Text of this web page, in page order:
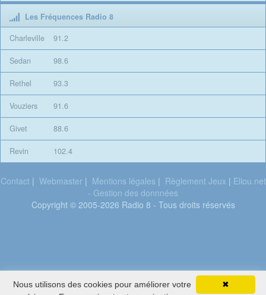
Superbus
Les Fréquences Radio 8
Charleville
91.2
Sedan 98.6
Rethel 93.3
Vouziers 91.6
Givet 88.6
Revin 102.4
Contact| Webmaster| Mentions légales | Règlement Jeux | Eliou.net
- Gestion des donnnées
Copyright © 2005-2026 Radio 8 - Tous droits réservés
✖
Nous utilisons des cookies pour améliorer votre